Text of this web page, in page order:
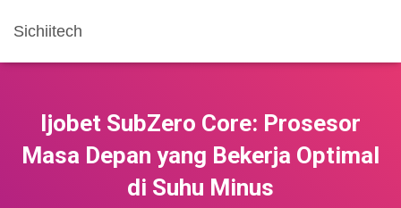
Sichiitech
Ijobet SubZero Core: Prosesor
Masa Depan yang Bekerja Optimal
di Suhu Minus